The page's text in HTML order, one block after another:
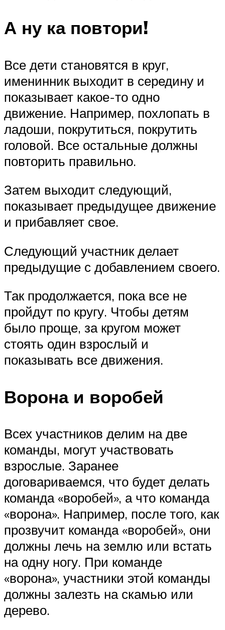
А ну ка повтори!
Все дети становятся в круг,
именинник выходит в середину и
показывает какое-то одно
движение. Например, похлопать в
ладоши, покрутиться, покрутить
головой. Все остальные должны
повторить правильно.
Затем выходит следующий,
показывает предыдущее движение
и прибавляет свое.
Следующий участник делает
предыдущие с добавлением своего.
Так продолжается, пока все не
пройдут по кругу. Чтобы детям
было проще, за кругом может
стоять один взрослый и
показывать все движения.
Ворона и воробей
Всех участников делим на две
команды, могут участвовать
взрослые. Заранее
договариваемся, что будет делать
команда «воробей», а что команда
«ворона». Например, после того, как
прозвучит команда «воробей», они
должны лечь на землю или встать
на одну ногу. При команде
«ворона», участники этой команды
должны залезть на скамью или
дерево.